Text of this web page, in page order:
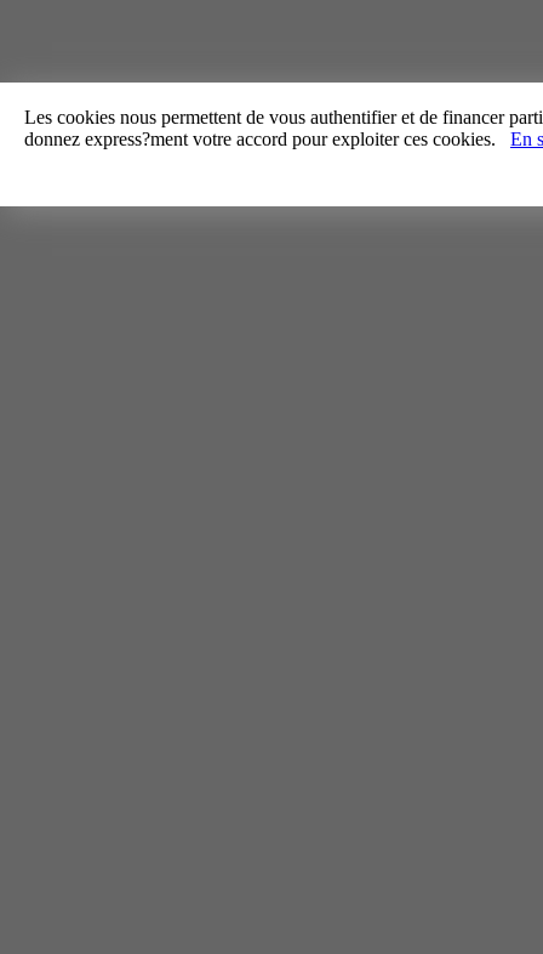
Les cookies nous permettent de vous authentifier et de financer
donnez express?ment votre accord pour exploiter ces cookies.
En